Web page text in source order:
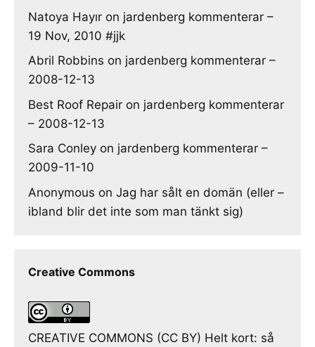
Natoya Hayır on jardenberg kommenterar –
19 Nov, 2010 #jjk
Abril Robbins on jardenberg kommenterar –
2008-12-13
Best Roof Repair on jardenberg kommenterar
– 2008-12-13
Sara Conley on jardenberg kommenterar –
2009-11-10
Anonymous on Jag har sålt en domän (eller –
ibland blir det inte som man tänkt sig)
Creative Commons
CREATIVE COMMONS (CC BY) Helt kort: så